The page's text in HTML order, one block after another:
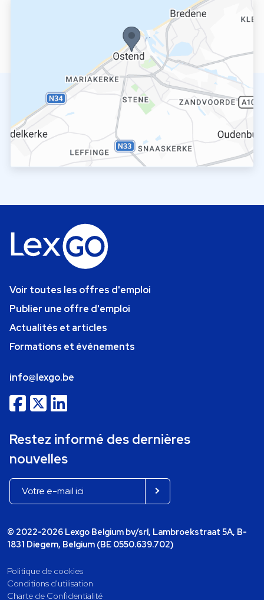
Voir toutes les offres d'emploi
Publier une offre d'emploi
Actualités et articles
Formations et événements
info@lexgo.be
Restez informé des dernières
nouvelles
© 2022-2026 Lexgo Belgium bv/srl, Lambroekstraat 5A, B-
1831 Diegem, Belgium (BE 0550.639.702)
Politique de cookies
Conditions d'utilisation
Charte de Confidentialité